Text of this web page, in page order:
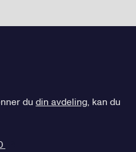
du din avdeling, kan du